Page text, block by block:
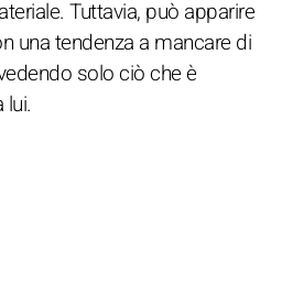
Tuttavia, può apparire
una tendenza a mancare di
solo ciò che è